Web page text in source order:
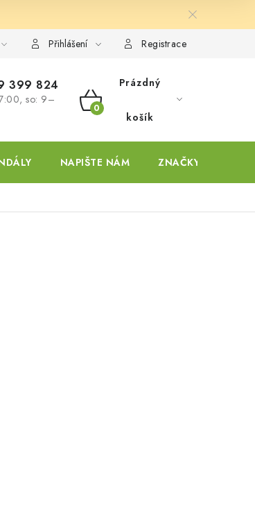
Přihlášení Registrace
399 824
so: 9–
NÁKUPNÍ
KOŠÍK
Prázdný
košík
NAPIŠTE NÁM ZNAČKY